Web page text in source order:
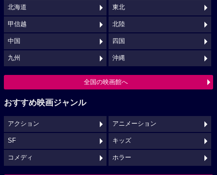
北海道 東北
甲信越 北陸
中国 四国
九州 沖縄
全国の映画館へ
おすすめ映画ジャンル
アクション アニメーション
SF キッズ
コメディ ホラー